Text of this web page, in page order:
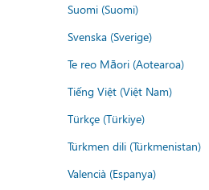
Suomi (Suomi)
Svenska (Sverige)
Te reo Māori (Aotearoa)
Tiếng Việt (Việt Nam)
Türkçe (Türkiye)
Türkmen dili (Türkmenistan)
Valencià (Espanya)